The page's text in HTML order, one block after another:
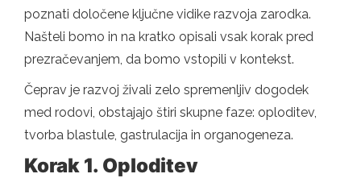
poznati določene ključne vidike razvoja zarodka.
Našteli bomo in na kratko opisali vsak korak pred
prezračevanjem, da bomo vstopili v kontekst.
Čeprav je razvoj živali zelo spremenljiv dogodek
med rodovi, obstajajo štiri skupne faze: oploditev,
tvorba blastule, gastrulacija in organogeneza.
Korak 1. Oploditev